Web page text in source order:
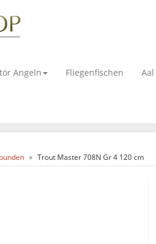
Angeln Fliegenfischen
Trout Master 708N Gr 4 120 cm